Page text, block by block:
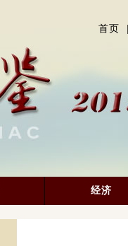
首页
经济